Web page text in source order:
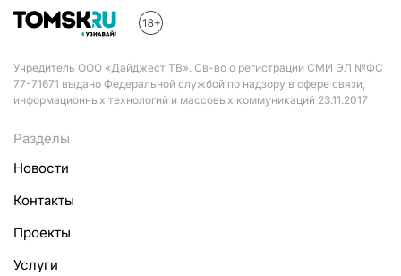
Учредитель ООО «Дайджест ТВ». Св-во о регистрации СМИ ЭЛ №ФС
77-71671 выдано Федеральной службой по надзору в сфере связи,
информационных технологий и массовых коммуникаций 23.11.2017
Разделы
Новости
Контакты
Проекты
Услуги